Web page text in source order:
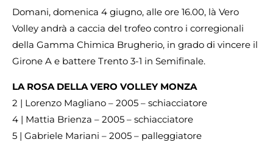
Domani, domenica 4 giugno, alle ore 16.00, là Vero
Volley andrà a caccia del trofeo contro i corregionali
della Gamma Chimica Brugherio, in grado di vincere il
Girone A e battere Trento 3-1 in Semifinale.
LA ROSA DELLA VERO VOLLEY MONZA
2 | Lorenzo Magliano – 2005 – schiacciatore
4 | Mattia Brienza – 2005 – schiacciatore
5 | Gabriele Mariani – 2005 – palleggiatore